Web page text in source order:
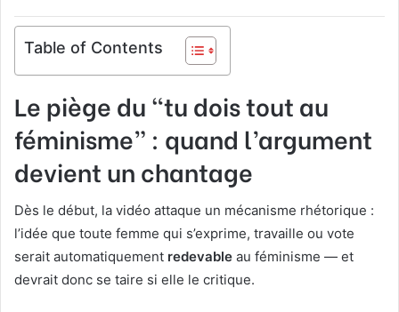
Table of Contents
Le piège du “tu dois tout au
féminisme” : quand l’argument
devient un chantage
Dès le début, la vidéo attaque un mécanisme rhétorique :
l’idée que toute femme qui s’exprime, travaille ou vote
serait automatiquement redevable au féminisme — et
devrait donc se taire si elle le critique.